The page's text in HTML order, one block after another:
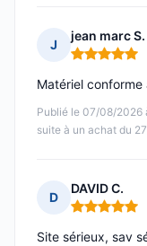
J
jean marc S.
Note : 5 sur 5
Publié le 07/08/2026
suite à un achat du
Matériel conforme
D
DAVID C.
Note : 5 sur 5
Site sérieux, sav